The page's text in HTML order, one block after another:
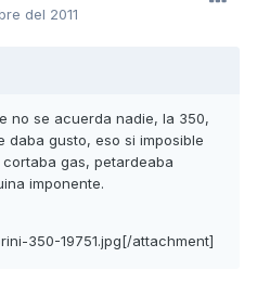
del 2011
no se acuerda nadie, la 350,
daba gusto, eso si imposible
gas, petardeaba
imponente.
350-19751.jpg[/attachment]